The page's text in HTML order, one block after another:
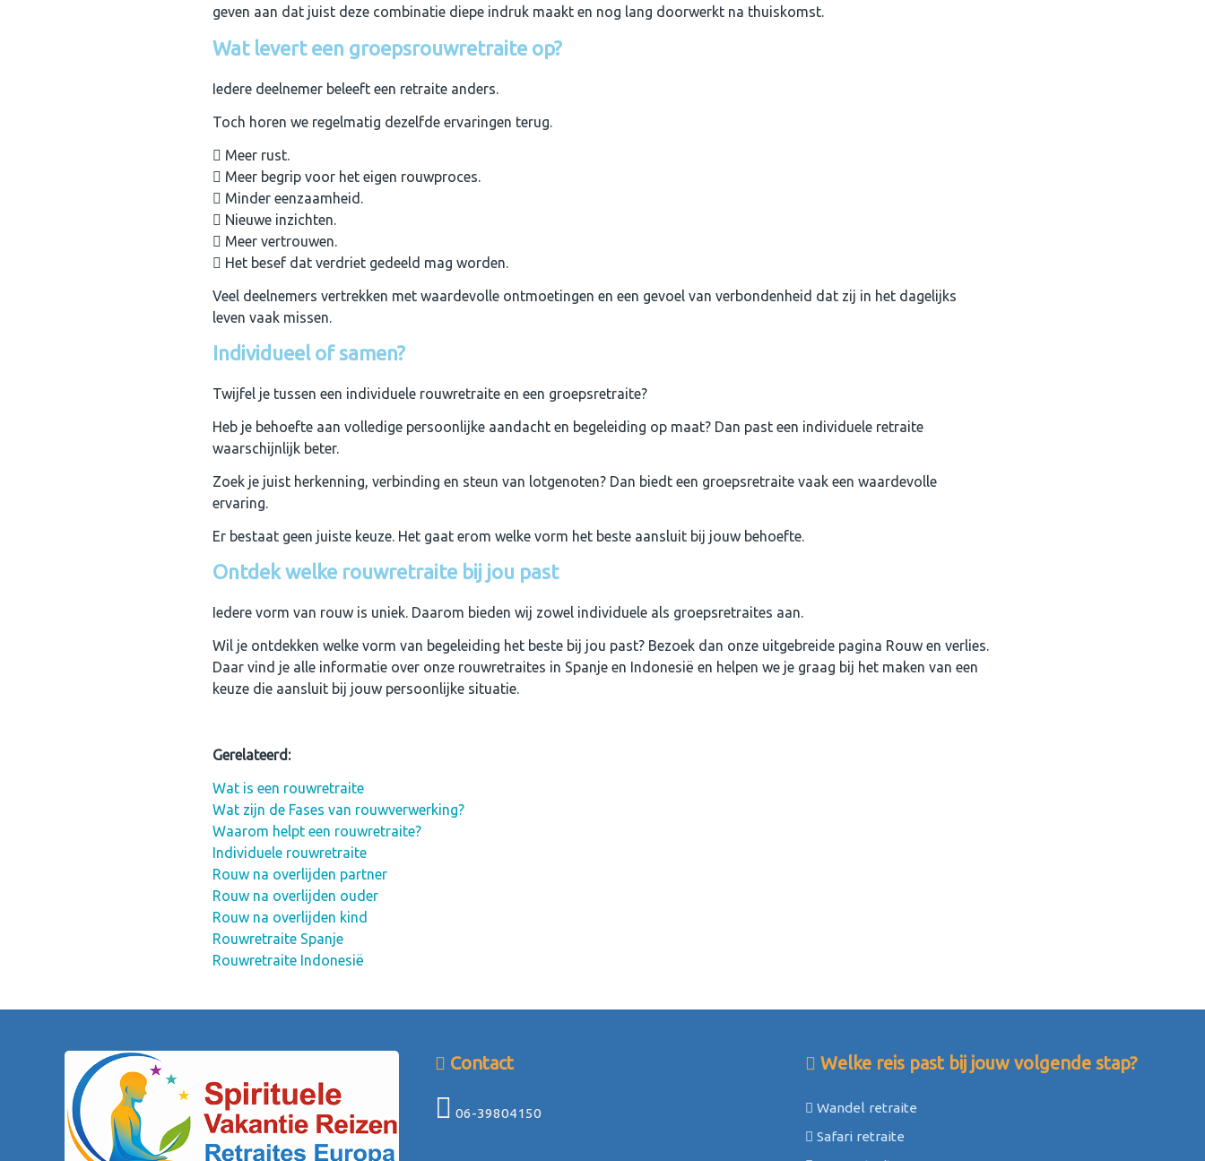
geven aan dat juist deze combinatie diepe indruk maakt en nog lang doorwerkt na thuiskomst.
Wat levert een groepsrouwretraite op?
Iedere deelnemer beleeft een retraite anders.
Toch horen we regelmatig dezelfde ervaringen terug.
Meer rust.
Meer begrip voor het eigen rouwproces.
Minder eenzaamheid.
Nieuwe inzichten.
Meer vertrouwen.
Het besef dat verdriet gedeeld mag worden.
Veel deelnemers vertrekken met waardevolle ontmoetingen en een gevoel van verbondenheid dat zij in het dagelijks
leven vaak missen.
Individueel of samen?
Twijfel je tussen een individuele rouwretraite en een groepsretraite?
Heb je behoefte aan volledige persoonlijke aandacht en begeleiding op maat? Dan past een individuele retraite
waarschijnlijk beter.
Zoek je juist herkenning, verbinding en steun van lotgenoten? Dan biedt een groepsretraite vaak een waardevolle
ervaring.
Er bestaat geen juiste keuze. Het gaat erom welke vorm het beste aansluit bij jouw behoefte.
Ontdek welke rouwretraite bij jou past
Iedere vorm van rouw is uniek. Daarom bieden wij zowel individuele als groepsretraites aan.
Wil je ontdekken welke vorm van begeleiding het beste bij jou past? Bezoek dan onze uitgebreide pagina Rouw en verlies.
Daar vind je alle informatie over onze rouwretraites in Spanje en Indonesië en helpen we je graag bij het maken van een
keuze die aansluit bij jouw persoonlijke situatie.
Gerelateerd:
Wat is een rouwretraite
Wat zijn de Fases van rouwverwerking?
Waarom helpt een rouwretraite?
Individuele rouwretraite
Rouw na overlijden partner
Rouw na overlijden ouder
Rouw na overlijden kind
Rouwretraite Spanje
Rouwretraite Indonesië
Contact
06-39804150
Welke reis past bij jouw volgende stap?
Wandel retraite
Safari retraite